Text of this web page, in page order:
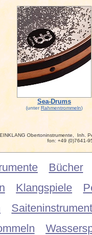
Sea-Drums
(unterRahmentrommeln)
Obertoninstrumente, Inh.
fon: +49 (0)7641-
Bücher
Klangspiele